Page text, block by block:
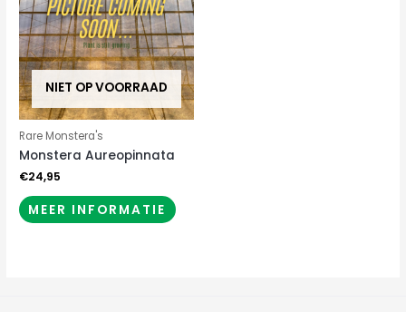
NIET OP VOORRAAD
Rare Monstera's
Monstera Aureopinnata
€24,95
MEER INFORMATIE